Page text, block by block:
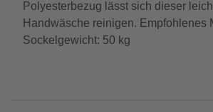
Polyesterbezug lässt sich dieser
Handwäsche reinigen. Empfohlenes
Sockelgewicht: 50 kg